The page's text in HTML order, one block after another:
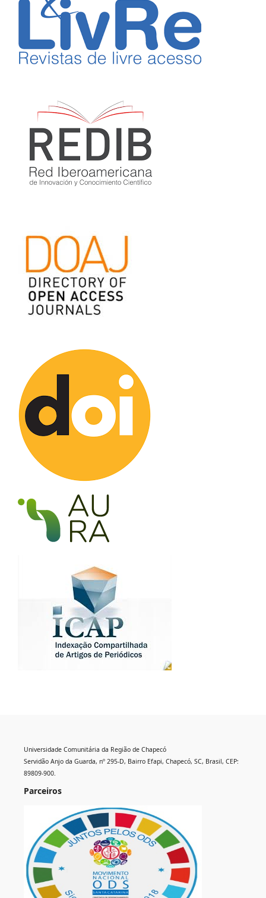
Universidade Comunitária da Região de Chapecó
Servidão Anjo da Guarda, nº 295-D, Bairro Efapi, Chapecó, SC, Brasil, CEP:
89809-900.
Parceiros